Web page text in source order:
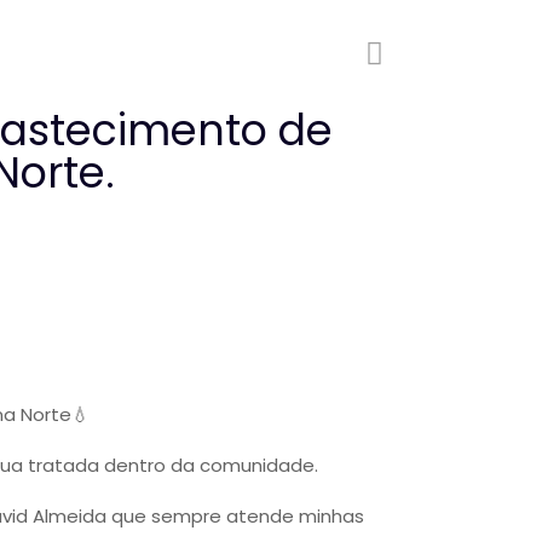
de
Norte💧
tratada dentro da comunidade.
Almeida que sempre atende minhas